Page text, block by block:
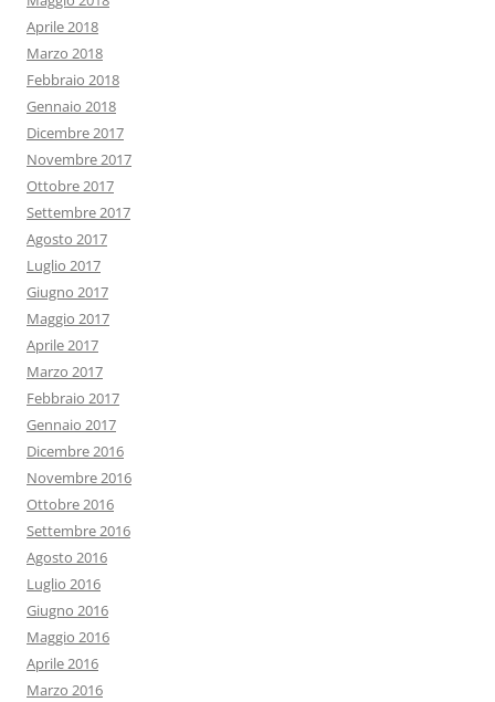
Aprile 2018
Marzo 2018
Febbraio 2018
Gennaio 2018
Dicembre 2017
Novembre 2017
Ottobre 2017
Settembre 2017
Agosto 2017
Luglio 2017
Giugno 2017
Maggio 2017
Aprile 2017
Marzo 2017
Febbraio 2017
Gennaio 2017
Dicembre 2016
Novembre 2016
Ottobre 2016
Settembre 2016
Agosto 2016
Luglio 2016
Giugno 2016
Maggio 2016
Aprile 2016
Marzo 2016